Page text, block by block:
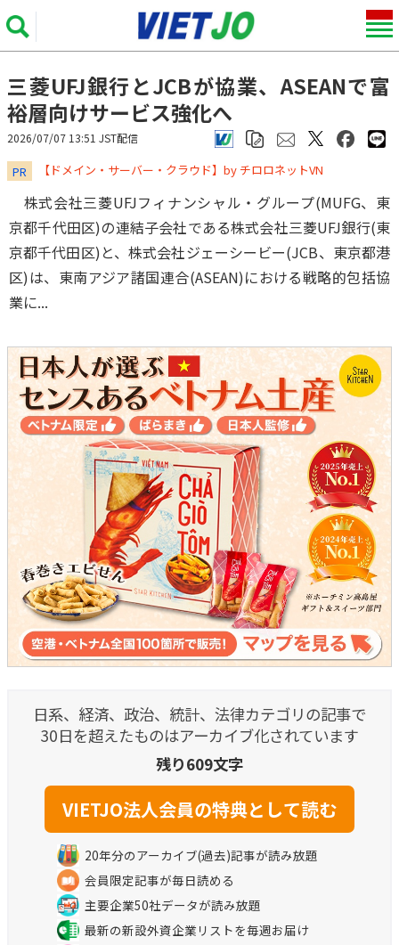
三菱UFJ銀行とJCBが協業、ASEANで富
裕層向けサービス強化へ
2026/07/07 13:51 JST配信
PR ​​​​​​​【ドメイン・サーバー・クラウド】by チロロネットVN
株式会社三菱UFJフィナンシャル・グループ(MUFG、東
京都千代田区)の連結子会社である株式会社三菱UFJ銀行(東
京都千代田区)と、株式会社ジェーシービー(JCB、東京都港
区)は、東南アジア諸国連合(ASEAN)における戦略的包括協
業に...
日系、経済、政治、統計、法律カテゴリの記事で
30日を超えたものはアーカイブ化されています
残り609文字
20年分のアーカイブ(過去)記事が読み放題
会員限定記事が毎日読める
主要企業50社データが読み放題
最新の新設外資企業リストを毎週お届け